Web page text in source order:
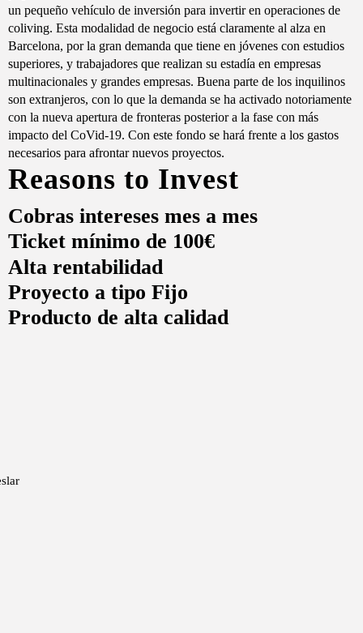
un pequeño vehículo de inversión para invertir en operaciones de
coliving. Esta modalidad de negocio está claramente al alza en
Barcelona, por la gran demanda que tiene en jóvenes con estudios
superiores, y trabajadores que realizan su estadía en empresas
multinacionales y grandes empresas. Buena parte de los inquilinos
son extranjeros, con lo que la demanda se ha activado notoriamente
con la nueva apertura de fronteras posterior a la fase con más
impacto del CoVid-19. Con este fondo se hará frente a los gastos
necesarios para afrontar nuevos proyectos.
Reasons to Invest
Cobras intereses mes a mes
Ticket mínimo de 100€
Alta rentabilidad
Proyecto a tipo Fijo
Producto de alta calidad